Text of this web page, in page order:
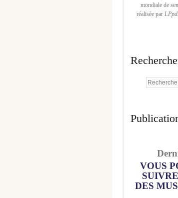
mondiale de
réalisée par
VOUS
DES